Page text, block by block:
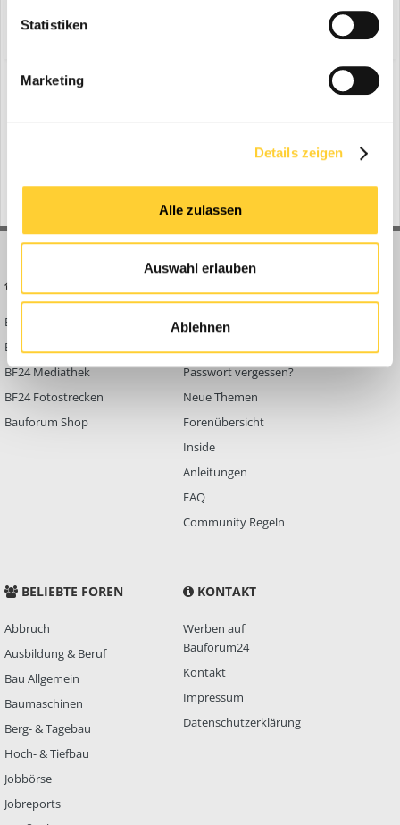
Statistiken
Marketing
Details zeigen
Alle zulassen
Auswahl erlauben
Ablehnen
Share
No registered users viewing this page.
Bauforum24 News
Bauforum24 TV
BF24 Mediathek
BF24 Fotostrecken
Bauforum Shop
Registrieren
Passwort vergessen?
Neue Themen
Forenübersicht
Inside
Anleitungen
FAQ
Community Regeln
BELIEBTE FOREN
Abbruch
Ausbildung & Beruf
Bau Allgemein
Baumaschinen
Berg- & Tagebau
Hoch- & Tiefbau
Jobbörse
Jobreports
KONTAKT
Werben auf
Bauforum24
Kontakt
Impressum
Datenschutzerklärung